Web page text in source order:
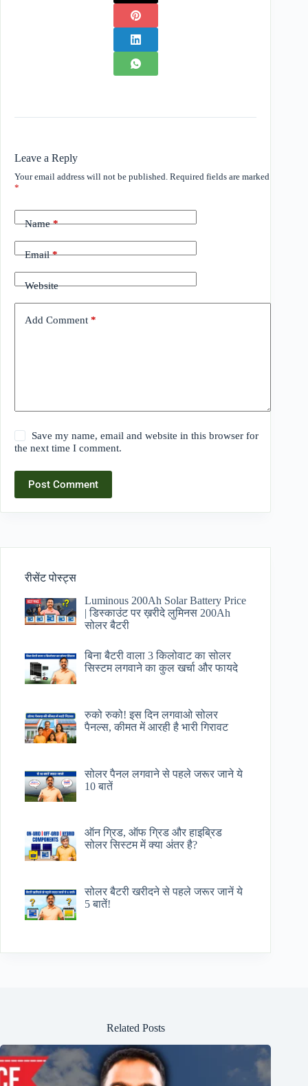
Leave a Reply
Your email address will not be published. Required fields are marked
*
Name*
Email*
Website
Add Comment *
Save my name, email and website in this browser for
the next time I comment.
Post Comment
रीसेंट पोस्ट्स
Luminous 200Ah Solar Battery Price​
| डिस्काउंट पर ख़रीदे लुमिनस 200Ah
सोलर बैटरी
बिना बैटरी वाला 3 किलोवाट का सोलर
सिस्टम लगवाने का कुल खर्चा और फायदे
रुको रुको! इस दिन लगवाओ सोलर
पैनल्स, कीमत में आरही है भारी गिरावट
सोलर पैनल लगवाने से पहले जरूर जाने ये
10 बातें
ऑन ग्रिड, ऑफ ग्रिड और हाइब्रिड
सोलर सिस्टम में क्या अंतर है?
सोलर बैटरी खरीदने से पहले जरूर जानें ये
5 बातें!
Related Posts